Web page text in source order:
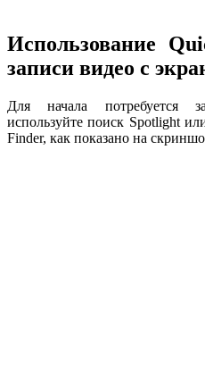
Использование
записи видео с
Для начала потребуется
используйте поиск Spotlight
Finder, как показано на